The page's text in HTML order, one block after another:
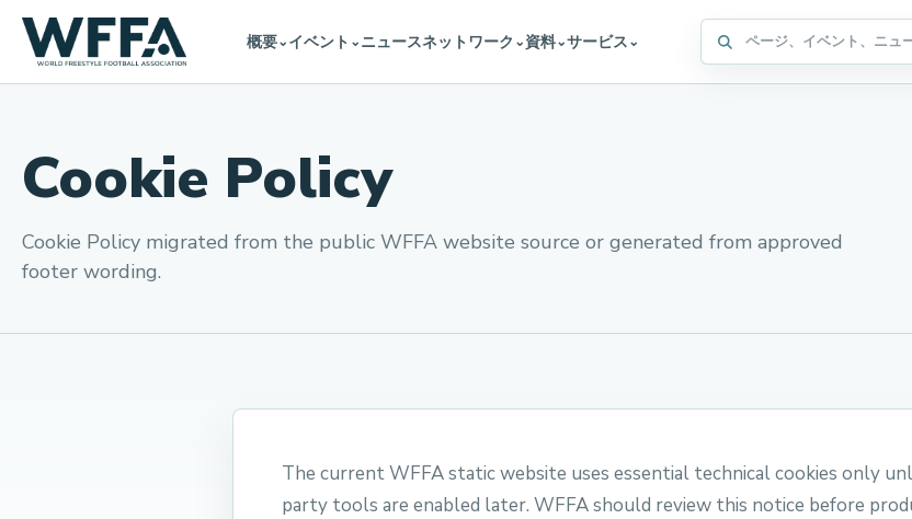
概要⌄イベント ⌄ニュースネットワーク ⌄資料⌄サービス⌄ WFFA サイト内検索
Cookie Policy
Cookie Policy migrated from the public WFFA website source or generated from approved
footer wording.
The current WFFA static website uses essential technical cookies only
party tools are enabled later. WFFA should review this notice before